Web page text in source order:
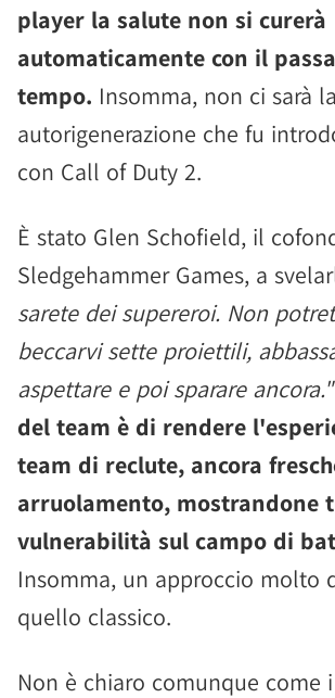
player la salute non si curerà
automaticamente con il
tempo. Insomma, non ci sarà
autorigenerazione che fu
con Call of Duty 2.
È stato Glen Schofield, il
Sledgehammer Games, a
sarete dei supereroi. Non
beccarvi sette proiettili,
aspettare e poi sparare ancora."
del team è di rendere
team di reclute, ancora
arruolamento, mostrandone
vulnerabilità sul campo di
Insomma, un approccio molto
quello classico.
Non è chiaro comunque come